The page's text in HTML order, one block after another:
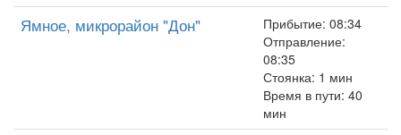
Ямное, микрорайон "Дон"
Прибытие: 08:34
Отправление:
08:35
Стоянка: 1 мин
Время в пути: 40
мин